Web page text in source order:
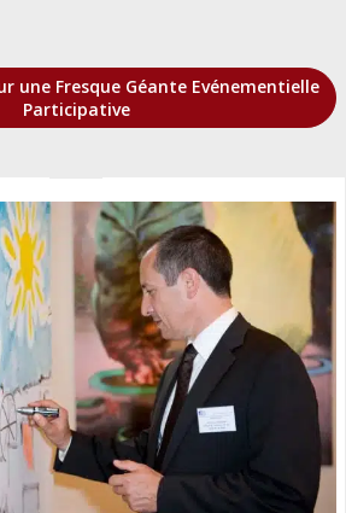
une Fresque Géante Evénementielle
Participative